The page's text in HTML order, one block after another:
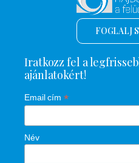
FOGLALJ
Iratkozz fel a
ajánlatokért!
Email cím *
Név